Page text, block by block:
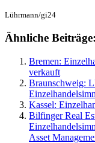
Lührmann/gi24
Ähnliche Beiträge:
Bremen:
verkauft
Braunschweig:
Kassel:
Bilfinger Real
Asset